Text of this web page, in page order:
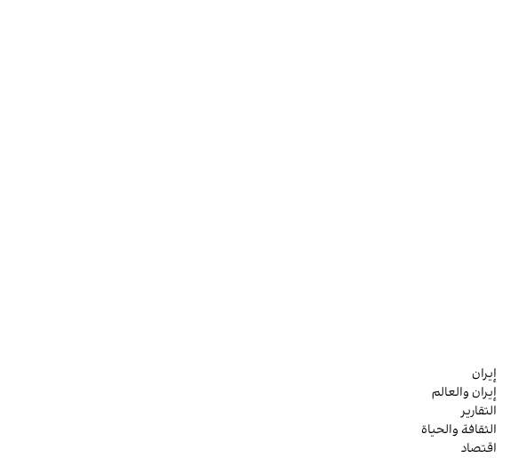
إيران
إيران والعالم
التقارير
الثقافة والحياة
اقتصاد